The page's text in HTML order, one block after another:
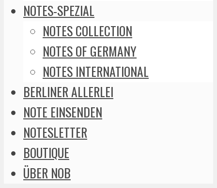
NOTES-SPEZIAL
NOTES COLLECTION
NOTES OF GERMANY
NOTES INTERNATIONAL
BERLINER ALLERLEI
NOTE EINSENDEN
NOTESLETTER
BOUTIQUE
ÜBER NOB